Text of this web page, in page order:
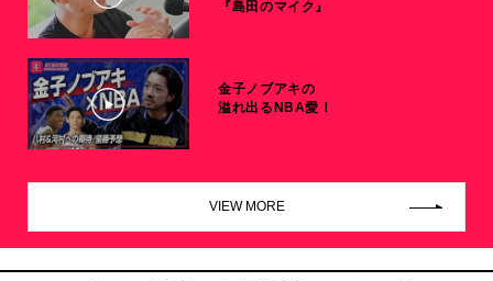
『島田のマイク』
金子ノブアキの
溢れ出るNBA愛！
VIEW MORE